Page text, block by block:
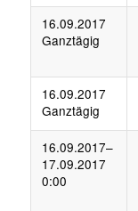
16.09.2017
Ganztägig
16.09.2017
Ganztägig
16.09.2017–
17.09.2017
0:00